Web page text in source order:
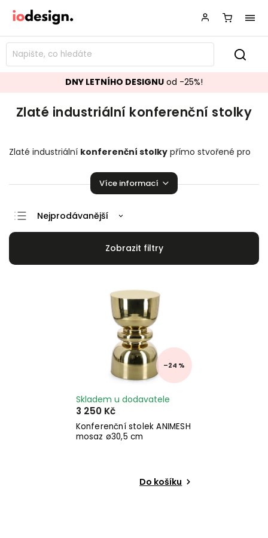
DNY LETNÍHO DESIGNU od -25%!
Zlaté industriální konferenční stolky
Zlaté industriální konferenční stolky přímo stvořené pro
pozvednou úroveň vašeho domova.
Více informací
Doporučujeme
Nejprodávanější
–24 %
Konferenční stolek ANIMESH
mosaz ø30,5 cm
Skladem u dodavatele
3 250 Kč
Do košíku